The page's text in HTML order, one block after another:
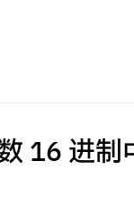
16 进制